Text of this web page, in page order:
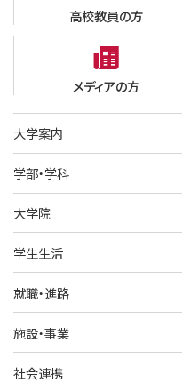
高校教員の方
メディアの方
大学案内
学部・学科
大学院
学生生活
就職・進路
施設・事業
社会連携